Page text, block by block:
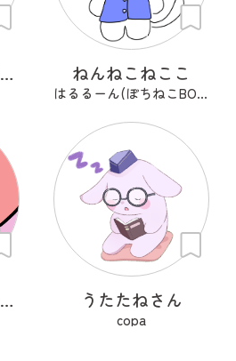
ジェントルメンアフロ🦱 ねんねこねここ
はるるーん(ぽちねこBOOKS)
ピンクレンジャーアフロ🩷 うたたねさん
copa